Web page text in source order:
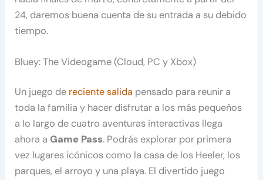
24, daremos buena cuenta de su entrada a su debido
tiempo.
Bluey: The Videogame (Cloud, PC y Xbox)
Un juego de reciente salida pensado para reunir a
toda la familia y hacer disfrutar a los más pequeños
a lo largo de cuatro aventuras interactivas llega
ahora aGame Pass. Podrás explorar por primera
vez lugares icónicos como la casa de los Heeler, los
parques, el arroyo y una playa. El divertido juego